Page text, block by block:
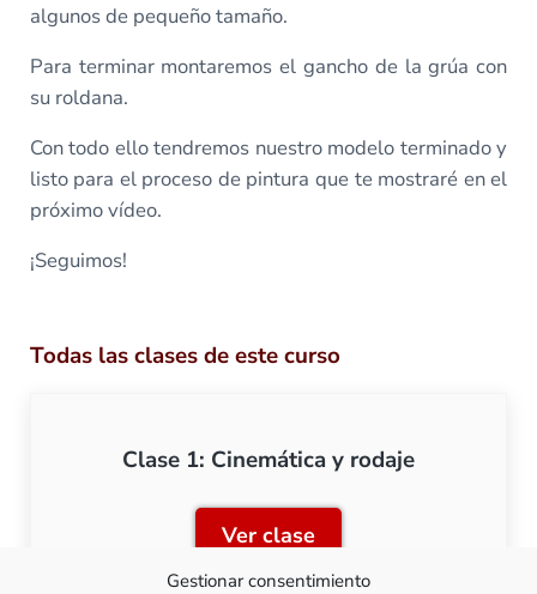
Gestionar consentimiento
algunos de pequeño tamaño.
Para terminar montaremos el gancho de la grúa con
su roldana.
Con todo ello tendremos nuestro modelo terminado y
listo para el proceso de pintura que te mostraré en el
próximo vídeo.
¡Seguimos!
Todas las clases de este curso
Clase 1: Cinemática y rodaje
Ver claseClase 1: Cinemática y